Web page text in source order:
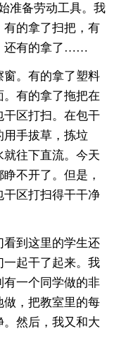
准备劳动工具。我
的拿了扫把，有
还有的拿了……
。有的拿了塑料
有的拿了拖把在
区打扫。在包干
用手拔草，拣垃
往下直流。今天
不开了。但是，
区打扫得干干净
到这里的学生还
起干了起来。我
一个同学做的非
，把教室里的每
然后，我又和大